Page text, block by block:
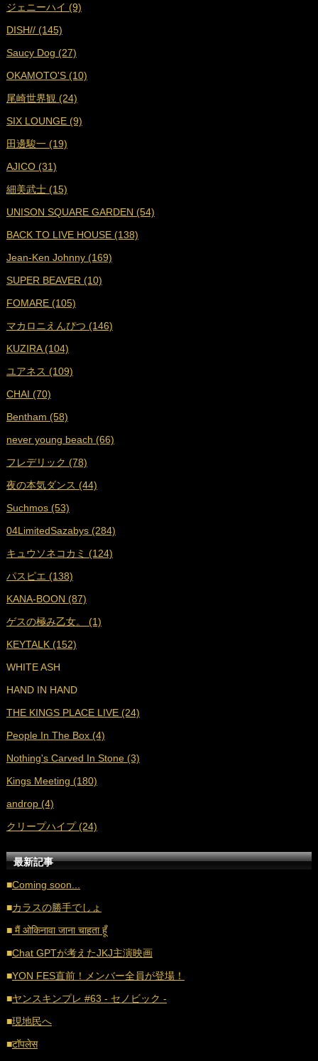
■2024年1月 (18)
■2023年12月 (17)
■2023年11月 (19)
■2023年10月 (17)
■2023年9月 (17)
■2023年8月 (19)
■2023年7月 (16)
■2023年6月 (18)
■2023年5月 (19)
■2023年4月 (18)
■2023年3月 (19)
■2023年2月 (17)
■2023年1月 (17)
■2022年12月 (19)
■2022年11月 (19)
■2022年10月 (16)
■2022年9月 (18)
■2022年8月 (18)
■2022年7月 (18)
■2022年6月 (17)
■2022年5月 (17)
■2022年4月 (16)
■2022年3月 (18)
■2022年2月 (16)
■2022年1月 (17)
■2021年12月 (25)
■2021年11月 (23)
■2021年10月 (25)
■2021年9月 (29)
■2021年8月 (31)
■2021年7月 (38)
■2021年6月 (36)
■2021年5月 (27)
■2021年4月 (35)
■2021年3月 (33)
■2021年2月 (32)
■2021年1月 (38)
■2020年12月 (21)
ジェニーハイ (9)
DISH// (145)
Saucy Dog (27)
OKAMOTO'S (10)
尾崎世界観 (24)
SIX LOUNGE (9)
田邊駿一 (19)
AJICO (31)
細美武士 (15)
UNISON SQUARE GARDEN (54)
BACK TO LIVE HOUSE (138)
Jean-Ken Johnny (169)
SUPER BEAVER (10)
FOMARE (105)
マカロニえんぴつ (146)
KUZIRA (104)
ユアネス (109)
CHAI (70)
Bentham (58)
never young beach (66)
フレデリック (78)
夜の本気ダンス (44)
Suchmos (53)
04LimitedSazabys (284)
キュウソネコカミ (124)
パスピエ (138)
KANA-BOON (87)
ゲスの極み乙女。 (1)
KEYTALK (152)
WHITE ASH
HAND IN HAND
THE KINGS PLACE LIVE (24)
People In The Box (4)
Nothing's Carved In Stone (3)
Kings Meeting (180)
androp (4)
クリープハイプ (24)
最新記事
■Coming soon...
■カラスの勝手でしょ
■मैं ओकिनावा जाना चाहता हूँ
■Chat GPTが考えたJKJ主演映画
■YON FES直前！メンバー全員が登場！
■ヤンスキンプレ #63 - セノビック -
■現地民へ
■टॉपलेस